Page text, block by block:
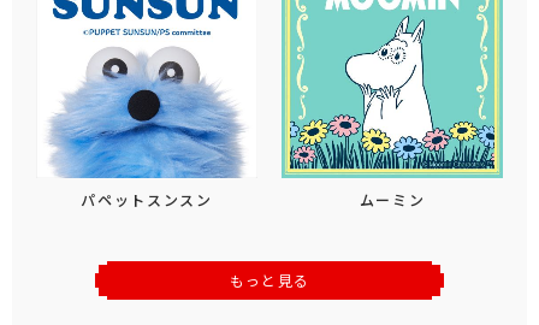
パペットスンスン ムーミン
もっと見る